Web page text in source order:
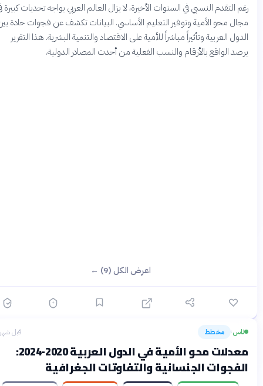
التقدم النسبي في السنوات الأخيرة، لا يزال العالم العربي يواجه تحديات كبيرة في
محو الأمية وتوفير التعليم الأساسي. البيانات تكشف عن فجوات حادة بين
العربية وتأثيراً مباشراً للأمية على الاقتصاد والتنمية البشرية. هذا التقرير
الواقع بالأرقام والنسب الفعلية من أحدث المصادر الدولية.
اعرض الكل (9) ←
› مخطط قبل شهرين
معدلات محو الأمية في الدول العربية 2020-2024:
الجنسانية والتفاوتات الجغرافية